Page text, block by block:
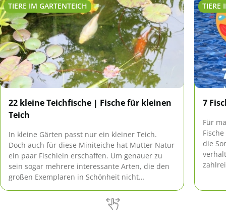
TIERE IM GARTENTEICH
22 kleine Teichfische | Fische für kleinen
Teich
In kleine Gärten passt nur ein kleiner Teich.
Doch auch für diese Miniteiche hat Mutter Natur
ein paar Fischlein erschaffen. Um genauer zu
sein sogar mehrere interessante Arten, die den
großen Exemplaren in Schönheit nicht
TIERE
7
Für
die